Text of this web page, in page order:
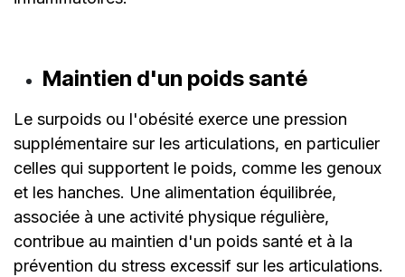
Maintien d'un poids santé
Le surpoids ou l'obésité exerce une pression
supplémentaire sur les articulations, en particulier
celles qui supportent le poids, comme les genoux
et les hanches. Une alimentation équilibrée,
associée à une activité physique régulière,
contribue au maintien d'un poids santé et à la
prévention du stress excessif sur les articulations.